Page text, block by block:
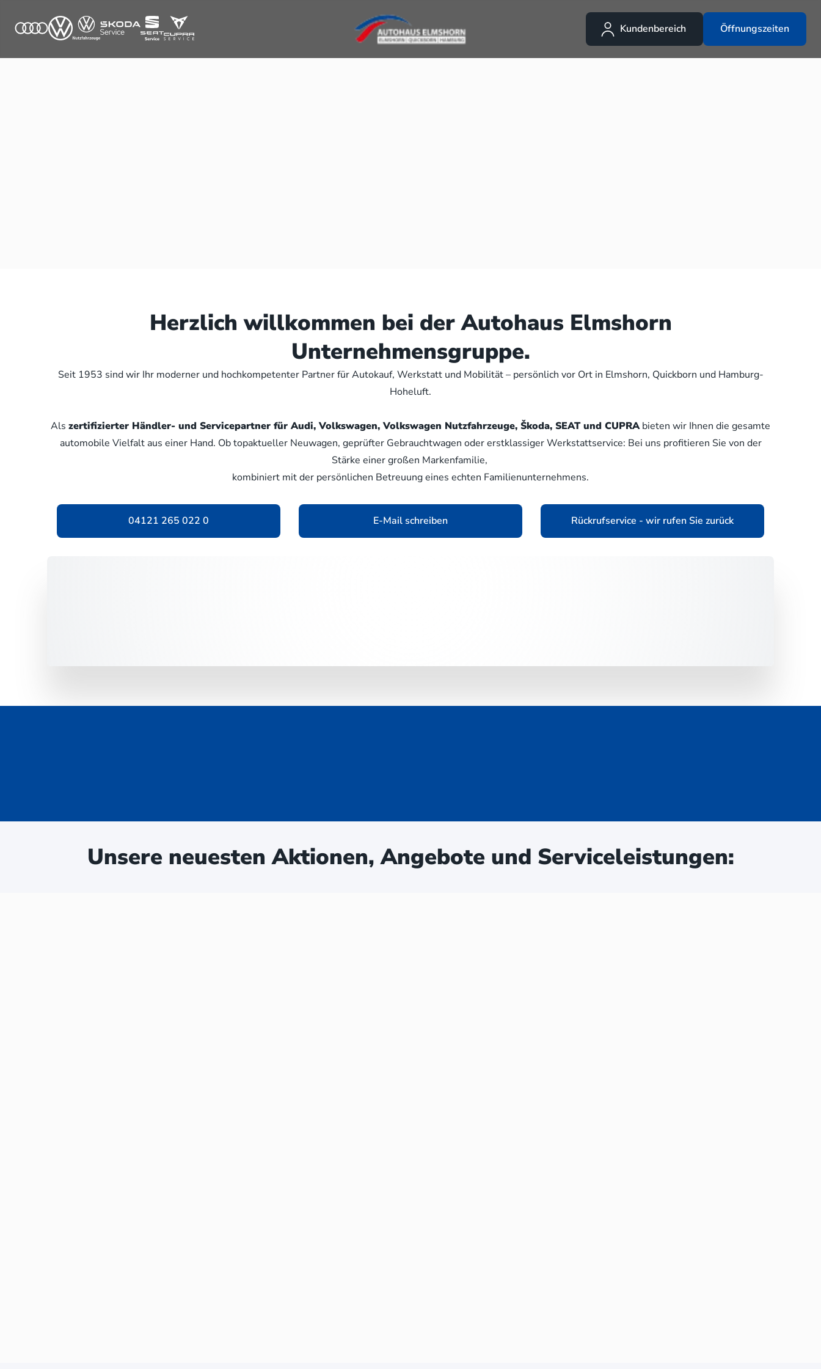
Kundenbereich Öffnungszeiten
Herzlich willkommen bei der Autohaus Elmshorn
Unternehmensgruppe.
Seit 1953 sind wir Ihr moderner und hochkompetenter Partner für Autokauf, Werkstatt und Mobilität – persönlich vor Ort in Elmshorn, Quickborn und Hamburg-
Hoheluft.
Als zertifizierter Händler- und Servicepartner für Audi, Volkswagen, Volkswagen Nutzfahrzeuge, Škoda, SEAT und CUPRAbieten wir Ihnen die gesamte
automobile Vielfalt aus einer Hand. Ob topaktueller Neuwagen, geprüfter Gebrauchtwagen oder erstklassiger Werkstattservice: Bei uns profitieren Sie von der
Stärke einer großen Markenfamilie,
kombiniert mit der persönlichen Betreuung eines echten Familienunternehmens.
04121 265 022 0 E-Mail schreiben Rückrufservice - wir rufen Sie zurück
Unsere neuesten Aktionen, Angebote und Serviceleistungen: